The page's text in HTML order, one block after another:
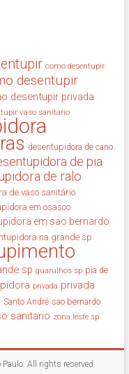
como desentupir
desentupir
desentupir privada
vaso sanitario
desentupidora de cano
de pia
de ralo
de vaso sanitário
em osasco
em sao bernardo
na grande sp
sp guarulhos sp pia de
privada privada
Santo André sao bernardo
sanitario zona leste sp
Paulo. All rights reserved.